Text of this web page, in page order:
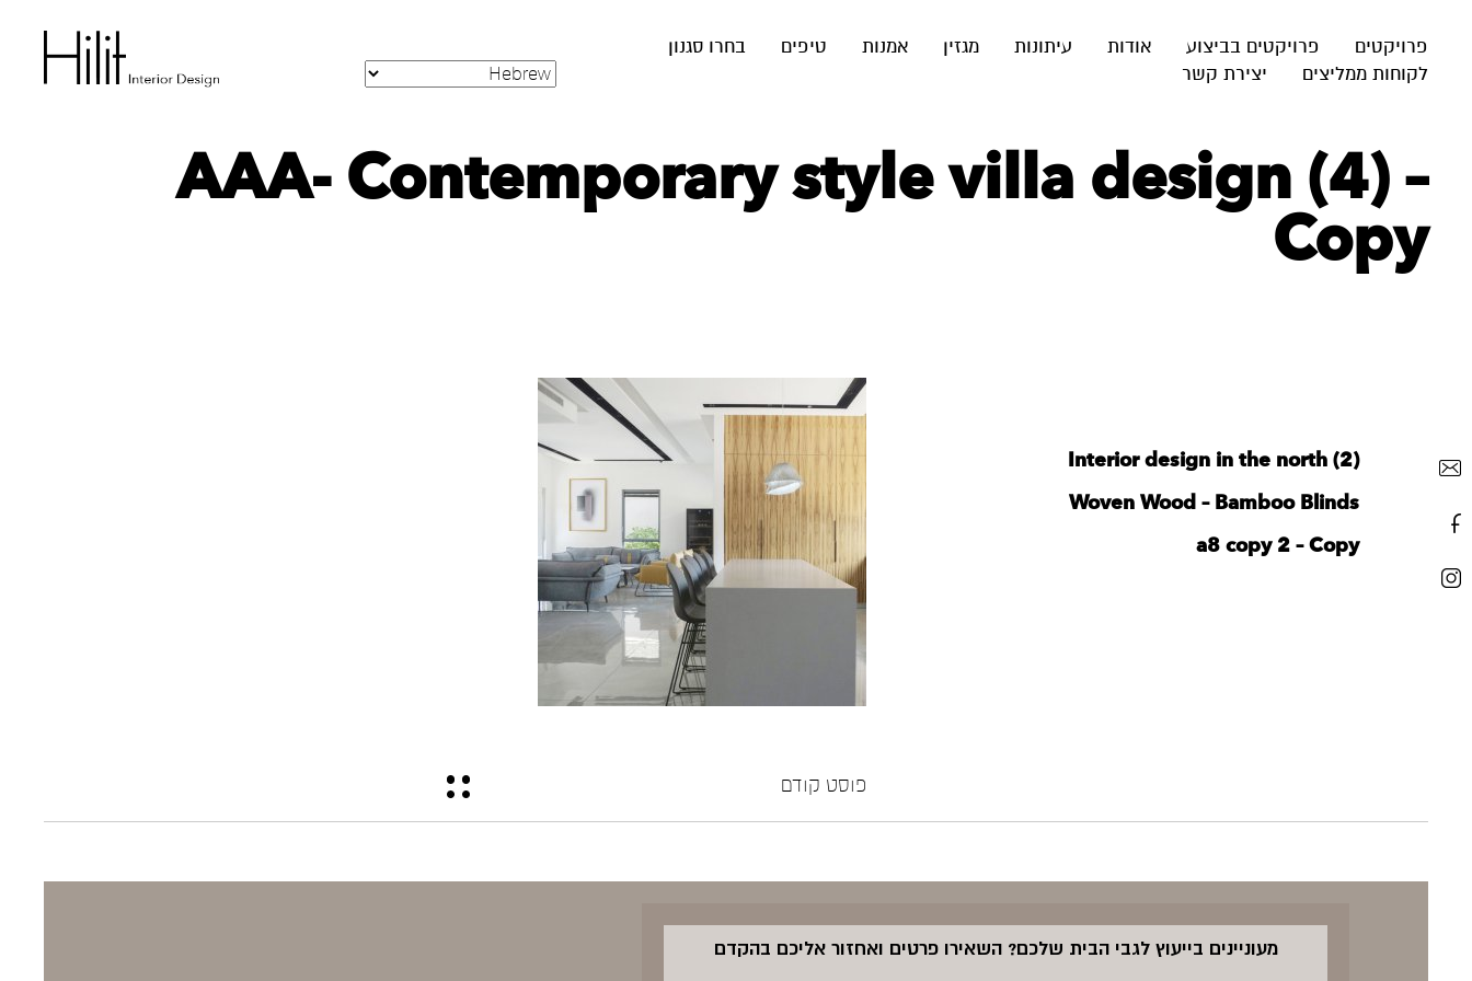
פרויקטים פרויקטים בביצוע אודות עיתונות מגזין אמנות טיפים
בחרו סגנון
לקוחות ממליצים
יצירת קשר
AAA- Contemporary style villa design (4) –
Copy
Interior design in the north (2)
Woven Wood – Bamboo Blinds
a8 copy 2 – Copy
פוסט קודם
מעוניינים בייעוץ לגבי הבית שלכם? השאירו פרטים ואחזור אליכם בהקדם